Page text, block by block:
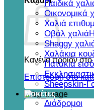
Κανένα προϊόν στο
Επιστροφή στο
Παιδικά
Οικονομικά
Χαλιά
Οβάλ χαλιά
Shaggy
Χαλάκια
Πατάκια
Sheepskin-
Μοκέτες
Διάδρομοι